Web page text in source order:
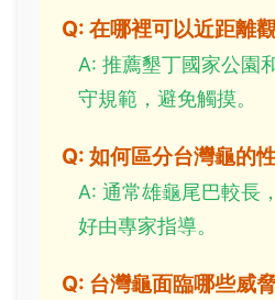
Q: 在哪裡可以近距離
A: 推薦墾丁國家公園
守規範，避免觸摸。
Q: 如何區分台灣龜的
A: 通常雄龜尾巴較長
好由專家指導。
Q: 台灣龜面臨哪些威